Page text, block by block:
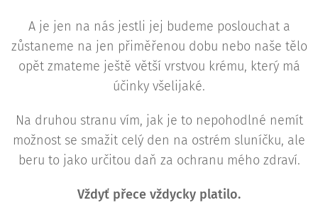
A je jen na nás jestli jej budeme poslouchat a
zůstaneme na jen přiměřenou dobu nebo naše tělo
opět zmateme ještě větší vrstvou krému, který má
účinky všelijaké.
Na druhou stranu vím, jak je to nepohodlné nemít
možnost se smažit celý den na ostrém sluníčku, ale
beru to jako určitou daň za ochranu mého zdraví.
Vždyť přece vždycky platilo.